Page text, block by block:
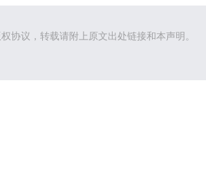
权协议，转载请附上原文出处链接和本声明。